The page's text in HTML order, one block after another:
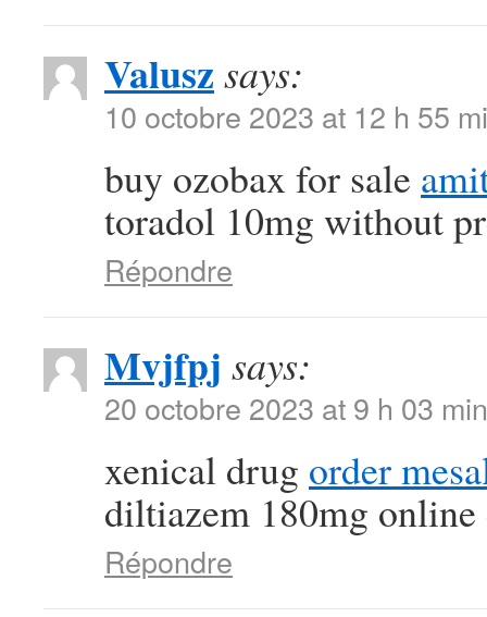
Valusz says:
10 octobre 2023 at 12 h 55
buy ozobax for sale
toradol 10mg without
Répondre
Mvjfpj says:
20 octobre 2023 at 9 h 03 min
xenical drug order
diltiazem 180mg online
Répondre